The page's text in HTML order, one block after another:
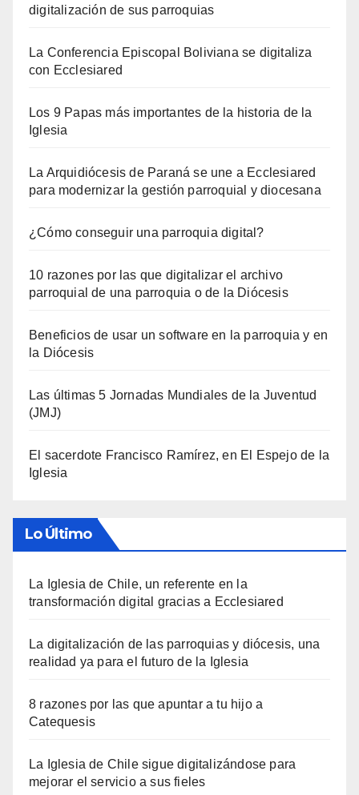
digitalización de sus parroquias
La Conferencia Episcopal Boliviana se digitaliza
con Ecclesiared
Los 9 Papas más importantes de la historia de la
Iglesia
La Arquidiócesis de Paraná se une a Ecclesiared
para modernizar la gestión parroquial y diocesana
¿Cómo conseguir una parroquia digital?
10 razones por las que digitalizar el archivo
parroquial de una parroquia o de la Diócesis
Beneficios de usar un software en la parroquia y en
la Diócesis
Las últimas 5 Jornadas Mundiales de la Juventud
(JMJ)
El sacerdote Francisco Ramírez, en El Espejo de la
Iglesia
Lo Último
La Iglesia de Chile, un referente en la
transformación digital gracias a Ecclesiared
La digitalización de las parroquias y diócesis, una
realidad ya para el futuro de la Iglesia
8 razones por las que apuntar a tu hijo a
Catequesis
La Iglesia de Chile sigue digitalizándose para
mejorar el servicio a sus fieles